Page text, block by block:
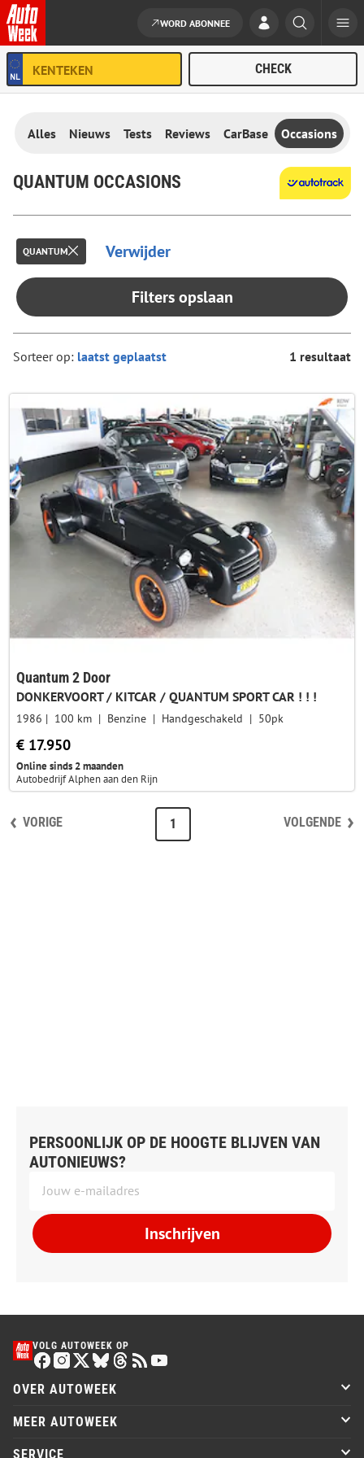
Ga naar de inhoud
WORD ABONNEE
Alles Nieuws Tests Reviews CarBase Occasions
QUANTUM OCCASIONS
QUANTUM Verwijder
Filters opslaan
Sorteer op: 1 resultaat
Quantum 2 Door
DONKERVOORT / KITCAR / QUANTUM SPORT CAR ! ! !
1986 100 km Benzine Handgeschakeld 50pk
€ 17.950
Online sinds 2 maanden
Autobedrijf Alphen aan den Rijn
VORIGE VOLGENDE
1
PERSOONLIJK OP DE HOOGTE BLIJVEN VAN
AUTONIEUWS?
Inschrijven
VOLG AUTOWEEK OP
OVER AUTOWEEK
MEER AUTOWEEK
SERVICE